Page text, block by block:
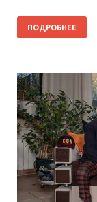
ПОДРОБНЕЕ